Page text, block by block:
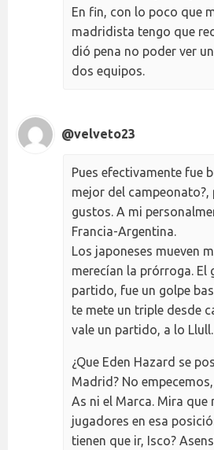
En fin, con lo poco que
madridista tengo que
dió pena no poder ver
dos equipos.
@velveto23
Pues efectivamente fue
mejor del campeonato?,
gustos. A mi
Francia-Argentina.
Los japoneses mueven
merecían la prórroga. El
partido, fue un golpe
te mete un triple desde
vale un partido, a lo
¿Que Eden Hazard se
Madrid? No
As ni el Marca. Mira
jugadores en esa
tienen que ir, Isco?